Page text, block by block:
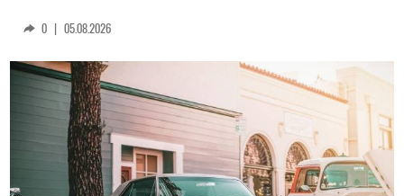
0 | 05.08.2026